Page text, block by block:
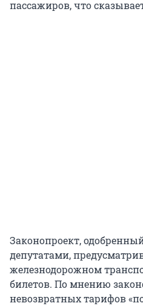
пассажиров, что
Законопроект,
депутатами,
железнодорожном
билетов. По мнению
невозвратных тарифов